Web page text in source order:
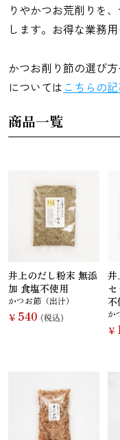
まつも
いわし
えび
鯛（たい）
りやかつお荒削りを
します。お得な業務
かつお削り節の選び
については こちらの
商品一覧
井上のだし粉末 無添
加 食塩不使用
かつお節（出汁）
￥ 540 (税込)
井
不
か
￥